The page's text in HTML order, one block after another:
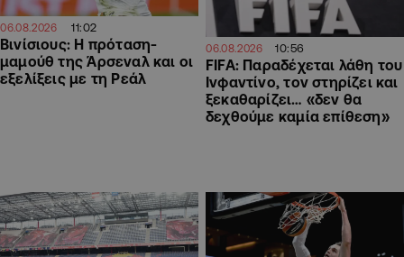
06.08.2026 11:02
Βινίσιους: Η πρόταση-
μαμούθ της Άρσεναλ και οι
εξελίξεις με τη Ρεάλ
06.08.2026 10:56
FIFA: Παραδέχεται λάθη του
Ινφαντίνο, τον στηρίζει και
ξεκαθαρίζει… «δεν θα
δεχθούμε καμία επίθεση»